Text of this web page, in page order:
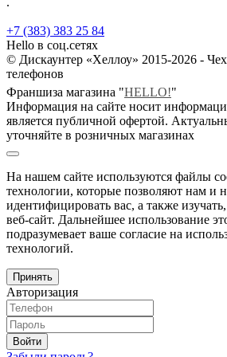
+7 (383) 383 25 84
Hello в соц.сетях
© Дискаунтер «Хеллоу» 2015-2026 -
телефонов
Франшиза магазина "HELLO!"
Информация на сайте носит
является публичной офертой.
уточняйте в розничных магазинах
На нашем сайте используются файлы
технологии, которые позволяют нам и
идентифицировать вас, а также
веб-сайт. Дальнейшее использование
подразумевает ваше согласие на
технологий.
Принять
Авторизация
Войти